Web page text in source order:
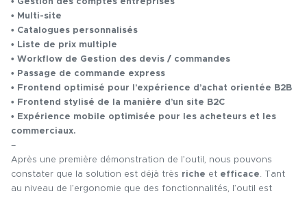
• Gestion des comptes entreprises
• Multi-site
• Catalogues personnalisés
• Liste de prix multiple
• Workflow de Gestion des devis / commandes
• Passage de commande express
• Frontend optimisé pour l’expérience d’achat orientée B2B
• Frontend stylisé de la manière d’un site B2C
• Expérience mobile optimisée pour les acheteurs et les
commerciaux.
–
Après une première démonstration de l’outil, nous pouvons
constater que la solution est déjà très riche et efficace. Tant
au niveau de l’ergonomie que des fonctionnalités, l’outil est